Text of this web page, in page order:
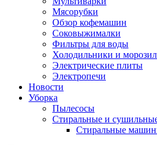
Мясорубки
Обзор кофемашин
Соковыжималки
Фильтры для воды
Холодильники и
Электрические плиты
Электропечи
Новости
Уборка
Пылесосы
Стиральные и
Стиральные